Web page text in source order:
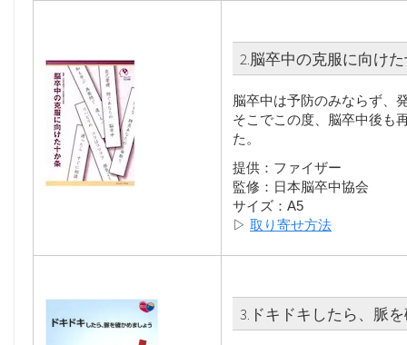
2.脳卒中の克服に向け
脳卒中は予防のみならず、
そこでこの度、脳卒中後も
た。
提供：ファイザー
監修：日本脳卒中協会
サイズ：A5
▷ 取り寄せ方法
3.ドキドキしたら、脈